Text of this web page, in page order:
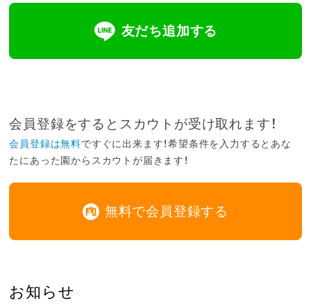
友だち追加する
会員登録をするとスカウトが受け取れます！
会員登録は無料ですぐに出来ます！希望条件を入力するとあな
たにあった園からスカウトが届きます！
無料で会員登録する
お知らせ